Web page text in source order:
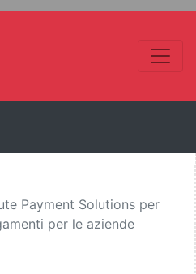
Payment Solutions per
per le aziende